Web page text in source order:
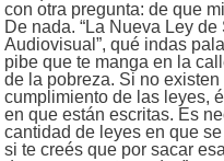
con otra pregunta: de que
De nada. “La Nueva Ley
Audiovisual”, qué indas
pibe que te manga en la
de la pobreza. Si no
cumplimiento de las leyes,
en que están escritas. Es
cantidad de leyes en que
si te creés que por sacar